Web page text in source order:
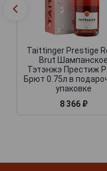
Taittinger Prestige
Brut Шампанское
Тэтэнжэ Престиж
Брют 0.75л в
упаковке
8 366 ₽